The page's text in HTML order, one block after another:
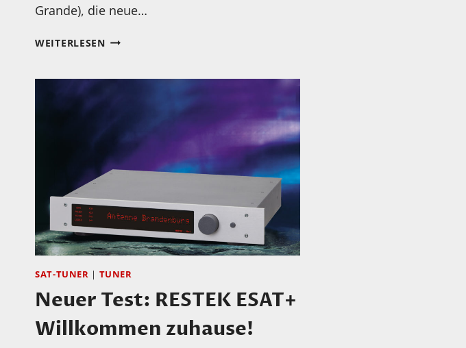
Grande), die neue…
WEITERLESENHÖREN
SAT-TUNER | TUNER
Neuer Test: RESTEK ESAT+
Willkommen zuhause!